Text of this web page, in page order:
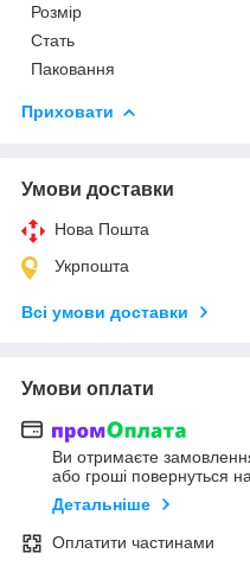
Розмір
Стать
Паковання
Приховати
Умови доставки
Нова Пошта
Укрпошта
Всі умови доставки
Умови оплати
Ви отримаєте
або гроші повернуться
Детальніше
Оплатити частинами